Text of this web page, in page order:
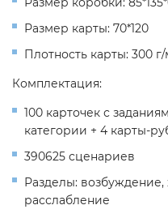
Размер карты: 70*120
Плотность карты: 300
Комплектация:
100 карточек с
категории + 4 карты-
390625 сценариев
Разделы:
расслабление